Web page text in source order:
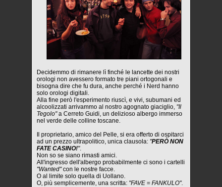
Decidemmo di rimanere lì finché le lancette dei nostri
orologi non avessero formato tre piani ortogonali e
bisogna dire che fu dura, anche perché i Nerd hanno
solo orologi digitali.
Alla fine però l'esperimento riuscì, e vivi, subumani ed
alcoolizzati arrivammo al nostro agognato giaciglio, "Il
Tegolo"a Cerreto Guidi, un delizioso albergo immerso
nel verde delle colline toscane.
Il proprietario, amico del Pelle, si era offerto di ospitarci
ad un prezzo ultrapolitico, unica clausola: "PERÒ NON
FATE CASINO!".
Non so se siano rimasti amici.
All'ingresso dell'albergo probabilmente ci sono i cartelli
"Wanted"con le nostre facce.
O al limite solo quella di Uollano.
O, più semplicemente, una scritta: "FAVE = FANKULO".